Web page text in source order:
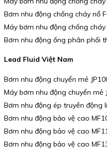
Bơm nhu động chống cháy nổ
Máy bơm nhu động chống
Bơm nhu động ống phân phối
Lead Fluid Việt Nam
Bơm nhu động chuyển mẻ
Máy bơm nhu động chuyển mẻ
Bơm nhu động ép truyền động
Bơm nhu động bảo vệ cao
Bơm nhu động bảo vệ cao
Bơm nhu động bảo vệ cao